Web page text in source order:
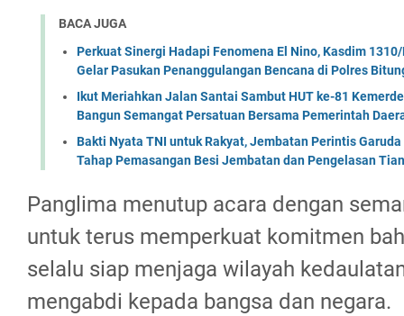
BACA JUGA
Perkuat Sinergi Hadapi Fenomena El Nino, Kasdim
Gelar Pasukan Penanggulangan Bencana di Polres
Ikut Meriahkan Jalan Santai Sambut HUT ke-81
Bangun Semangat Persatuan Bersama Pemerintah
Bakti Nyata TNI untuk Rakyat, Jembatan Perintis
Tahap Pemasangan Besi Jembatan dan Pengelasan
Panglima menutup acara dengan
untuk terus memperkuat komitmen
selalu siap menjaga wilayah
mengabdi kepada bangsa dan negara.